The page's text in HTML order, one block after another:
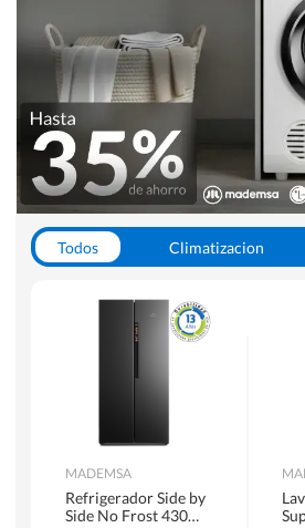
Todos Climatizacion
Hornos y Microondas
MADEMSA
Refrigerador Side by
Side No Frost 430